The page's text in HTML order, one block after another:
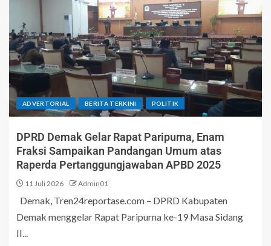
ADVERTORIAL BERITA TERKINI POLITIK
DPRD Demak Gelar Rapat Paripurna, Enam
Fraksi Sampaikan Pandangan Umum atas
Raperda Pertanggungjawaban APBD 2025
11 Juli 2026 Admin01
Demak, Tren24reportase.com – DPRD Kabupaten
Demak menggelar Rapat Paripurna ke-19 Masa Sidang
II...